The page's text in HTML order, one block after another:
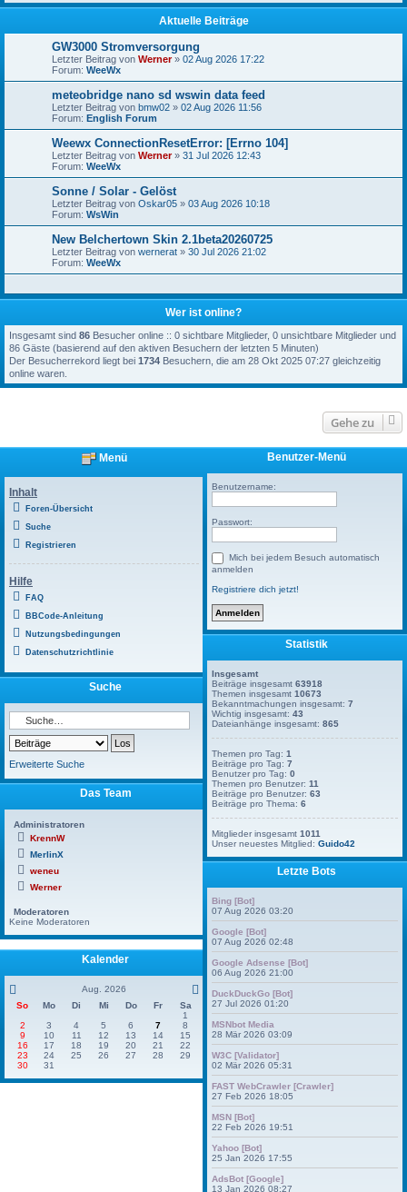
b
n
Aktuelle Beiträge
GW3000 Stromversorgung
Letzter Beitrag von Werner» 02 Aug 2026 17:22
Forum: WeeWx
meteobridge nano sd wswin data feed
Letzter Beitrag von bmw02 » 02 Aug 2026 11:56
Forum: English Forum
Weewx ConnectionResetError: [Errno 104]
Letzter Beitrag von Werner» 31 Jul 2026 12:43
Forum: WeeWx
Sonne / Solar - Gelöst
Letzter Beitrag von Oskar05 » 03 Aug 2026 10:18
Forum: WsWin
New Belchertown Skin 2.1beta20260725
Letzter Beitrag von wernerat » 30 Jul 2026 21:02
Forum: WeeWx
Wer ist online?
Insgesamt sind 86 Besucher online :: 0 sichtbare Mitglieder, 0 unsichtbare Mitglieder und
86 Gäste (basierend auf den aktiven Besuchern der letzten 5 Minuten)
Der Besucherrekord liegt bei 1734 Besuchern, die am 28 Okt 2025 07:27 gleichzeitig
online waren.
Gehe zu
Menü
Inhalt
Foren-Übersicht
Suche
Registrieren
Hilfe
FAQ
BBCode-Anleitung
Nutzungsbedingungen
Datenschutzrichtlinie
Suche
Erweiterte Suche
Das Team
Administratoren
KrennW
MerlinX
weneu
Werner
Moderatoren
Keine Moderatoren
Kalender
Aug. 2026
So
Mo Di Mi Do Fr
Sa
1
2
3 4 5 6 7
8
9
10 11 12 13 14
15
16
17 18 19 20 21
22
23
24 25 26 27 28
29
30
31
Benutzer-Menü
Benutzername:
Passwort:
Mich bei jedem Besuch automatisch
anmelden
Registriere dich jetzt!
Statistik
Insgesamt
Beiträge insgesamt63918
Themen insgesamt10673
Bekanntmachungen insgesamt:7
Wichtig insgesamt:43
Dateianhänge insgesamt:865
Themen pro Tag:1
Beiträge pro Tag:7
Benutzer pro Tag:0
Themen pro Benutzer:11
Beiträge pro Benutzer:63
Beiträge pro Thema:6
Mitglieder insgesamt1011
Unser neuestes Mitglied:Guido42
Letzte Bots
Bing [Bot]
07 Aug 2026 03:20
Google [Bot]
07 Aug 2026 02:48
Google Adsense [Bot]
06 Aug 2026 21:00
DuckDuckGo [Bot]
27 Jul 2026 01:20
MSNbot Media
28 Mär 2026 03:09
W3C [Validator]
02 Mär 2026 05:31
FAST WebCrawler [Crawler]
27 Feb 2026 18:05
MSN [Bot]
22 Feb 2026 19:51
Yahoo [Bot]
25 Jan 2026 17:55
AdsBot [Google]
13 Jan 2026 08:27